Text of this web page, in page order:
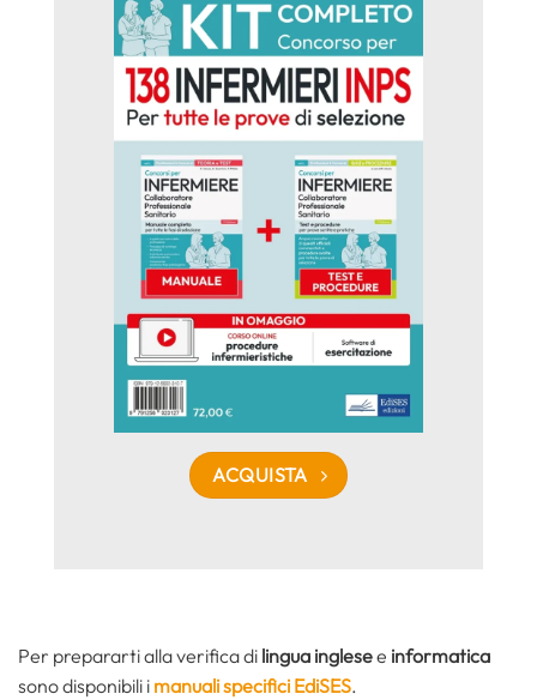
ACQUISTA
Per prepararti alla verifica di lingua inglesee informatica
sono disponibili i manuali specifici EdiSES.